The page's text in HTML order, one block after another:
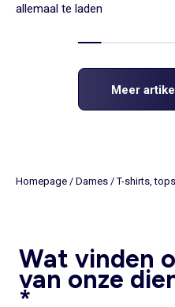
allemaal te laden
Meer
Homepage / Dames /T-shirts,
Wat vinden
van onze
*